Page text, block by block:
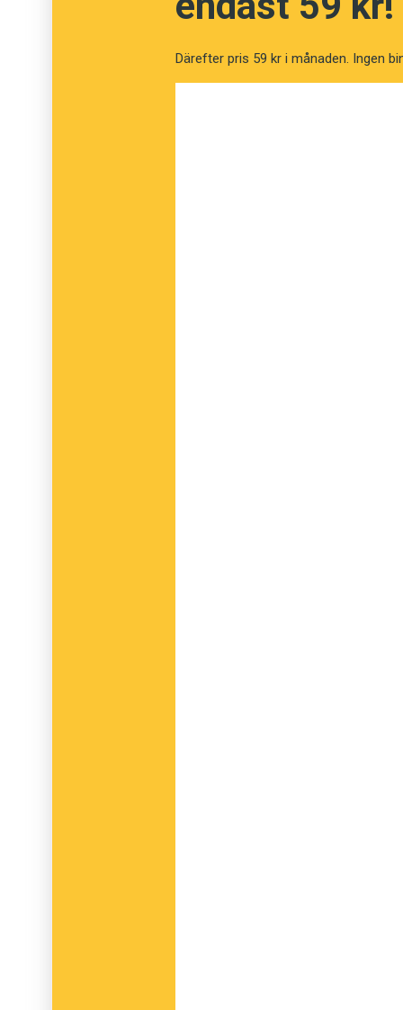
Därefter pris 59 kr i månaden. Ingen